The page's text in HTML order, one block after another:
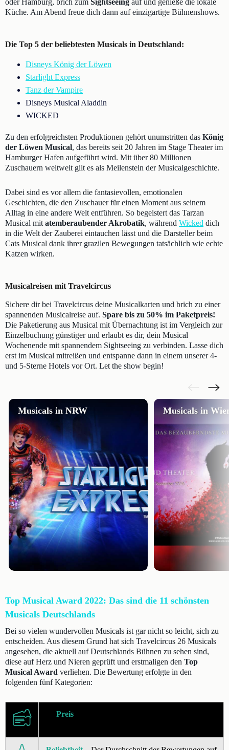
oder Hamburg, brich zum Sightseeing auf und genieße die lokale
Küche. Am Abend freue dich dann auf einzigartige Bühnenshows.
Die Top 5 der beliebtesten Musicals in Deutschland:
Disneys König der Löwen
Starlight Express
Tanz der Vampire
Disneys Musical Aladdin
WICKED
Zu den erfolgreichsten Produktionen gehört unumstritten das König
der Löwen Musical, das bereits seit 20 Jahren im Stage Theater im
Hamburger Hafen aufgeführt wird. Mit über 80 Millionen
Zuschauern weltweit gilt es als Meilenstein der Musicalgeschichte.
Dabei sind es vor allem die fantasievollen, emotionalen
Geschichten, die den Zuschauer für einen Moment aus seinem
Alltag in eine andere Welt entführen. So begeistert das Tarzan
Musical mit atemberaubender Akrobatik, während Wicked dich
in die Welt der Zauberei eintauchen lässt und die Darsteller beim
Cats Musical dank ihrer grazilen Bewegungen tatsächlich wie echte
Katzen wirken.
Musicalreisen mit Travelcircus
Sichere dir bei Travelcircus deine Musicalkarten und brich zu einer
spannenden Musicalreise auf. Spare bis zu 50% im Paketpreis!
Die Paketierung aus Musical mit Übernachtung ist im Vergleich zur
Einzelbuchung günstiger und erlaubt es dir, dein Musical
Wochenende mit spannendem Sightseeing zu verbinden. Lasse dich
erst im Musical mitreißen und entspanne dann in einem unserer 4-
und 5-Sterne Hotels vor Ort. Let the show begin!
Musicals in NRW Musicals in
Top Musical Award 2022: Das sind die 11 schönsten
Musicals Deutschlands
Bei so vielen wundervollen Musicals ist gar nicht so leicht, sich zu
entscheiden. Aus diesem Grund hat sich Travelcircus 26 Musicals
angesehen, die aktuell auf Deutschlands Bühnen zu sehen sind,
diese auf Herz und Nieren geprüft und erstmaligen den Top
Musical Award verliehen. Die Bewertung erfolgte in den
folgenden fünf Kategorien:
Preis